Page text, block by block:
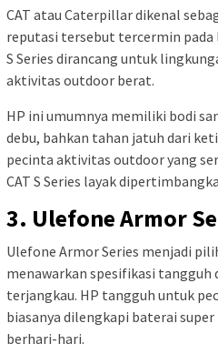
CAT atau Caterpillar dikenal
reputasi tersebut tercermin pada
S Series dirancang untuk
aktivitas outdoor berat.
HP ini umumnya memiliki bodi
debu, bahkan tahan jatuh dari
pecinta aktivitas outdoor yang
CAT S Series layak
3. Ulefone Armor
Ulefone Armor Series menjadi
menawarkan spesifikasi
terjangkau. HP tangguh untuk
biasanya dilengkapi baterai
berhari-hari.